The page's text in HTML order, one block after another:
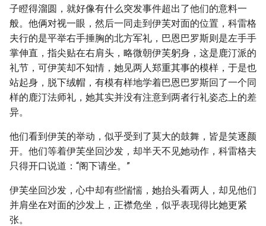
子瞪得溜圆，就好像有什么突发事件超出了他们的意料一
般。他俩对视一眼，然后一同走到伊芙对面的位置，科雷格
夫行的是平举右手捶胸的北方军礼，巴恩巴罗斯则是左手手
掌伸直，指尖贴在右肩头，略微朝伊芙躬身，这是鹿汀派的
礼节，可伊芙却不知情，她见两人郑重其事的模样，于是也
站起身，脱下绒帽，有模有样地学着巴恩巴罗斯回了一个同
样的鹿汀法师礼，她其实并没有注意到两者行礼姿态上的差
异。
他们看到伊芙的举动，似乎受到了莫大的鼓舞，皆是笑逐颜
开。他们等着伊芙坐回沙发，却半天不见她动作，科雷格夫
只得开口说道：“阁下请坐。”
伊芙坐回沙发，心中却有些惴惴，她抬头看两人，却见他们
并肩坐在对面的沙发上，正襟危坐，似乎表现得比她更紧
张。